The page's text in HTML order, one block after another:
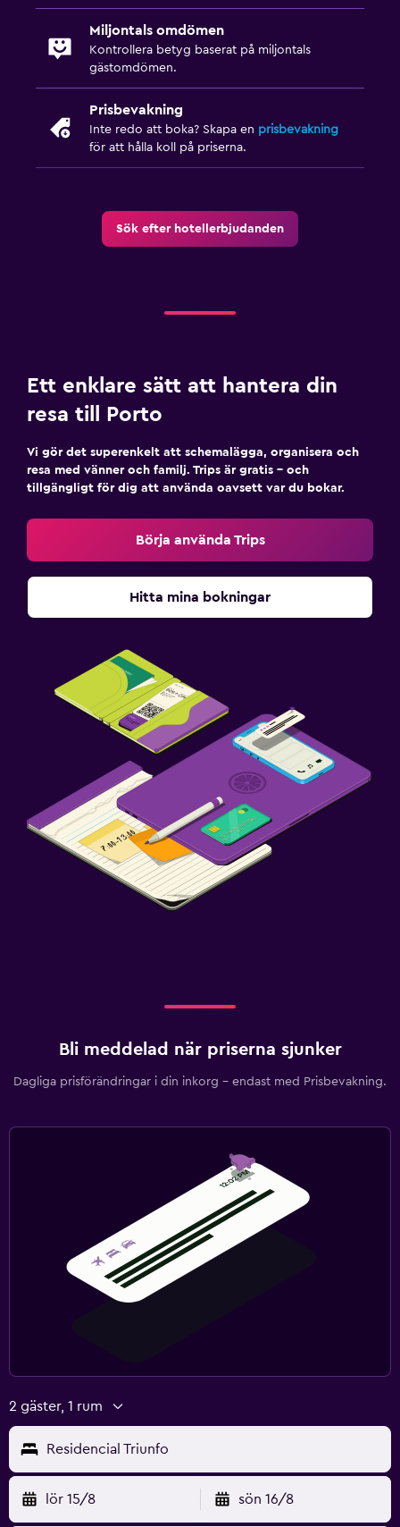
Miljontals omdömen
Kontrollera betyg baserat på miljontals
gästomdömen.
Prisbevakning
Inte redo att boka? Skapa en prisbevakning
för att hålla koll på priserna.
Sök efter hotellerbjudanden
Ett enklare sätt att hantera din
resa till Porto
Vi gör det superenkelt att schemalägga, organisera och
resa med vänner och familj. Trips är gratis – och
tillgängligt för dig att använda oavsett var du bokar.
Börja använda Trips
Hitta mina bokningar
Bli meddelad när priserna sjunker
Dagliga prisförändringar i din inkorg – endast med Prisbevakning.
2 gäster, 1 rum
Residencial Triunfo
lör 15/8 sön 16/8